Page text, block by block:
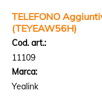
TELEFONO
(TEYEAW56H)
Cod. art.:
11109
Marca:
Yealink